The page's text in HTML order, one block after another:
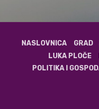
NASLOVNICA GRAD
LUKA PLOČE
POLITIKA I